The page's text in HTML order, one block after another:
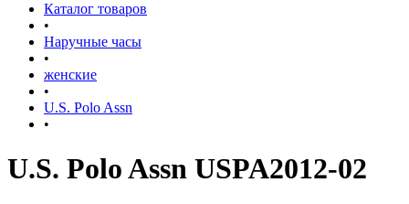
Каталог товаров
•
Наручные часы
•
женские
•
U.S. Polo Assn
•
U.S. Polo Assn USPA2012-02